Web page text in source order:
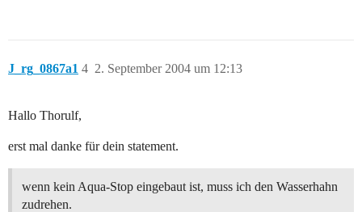
J_rg_0867a1 2. September 2004 um 12:13
4
Hallo Thorulf,
erst mal danke für dein statement.
wenn kein Aqua-Stop eingebaut ist, muss ich den Wasserhahn
zudrehen.